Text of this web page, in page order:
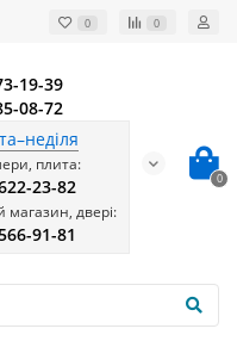
0 0
19-39
08-72
плита:
23-82
магазин, двері:
91-81
0